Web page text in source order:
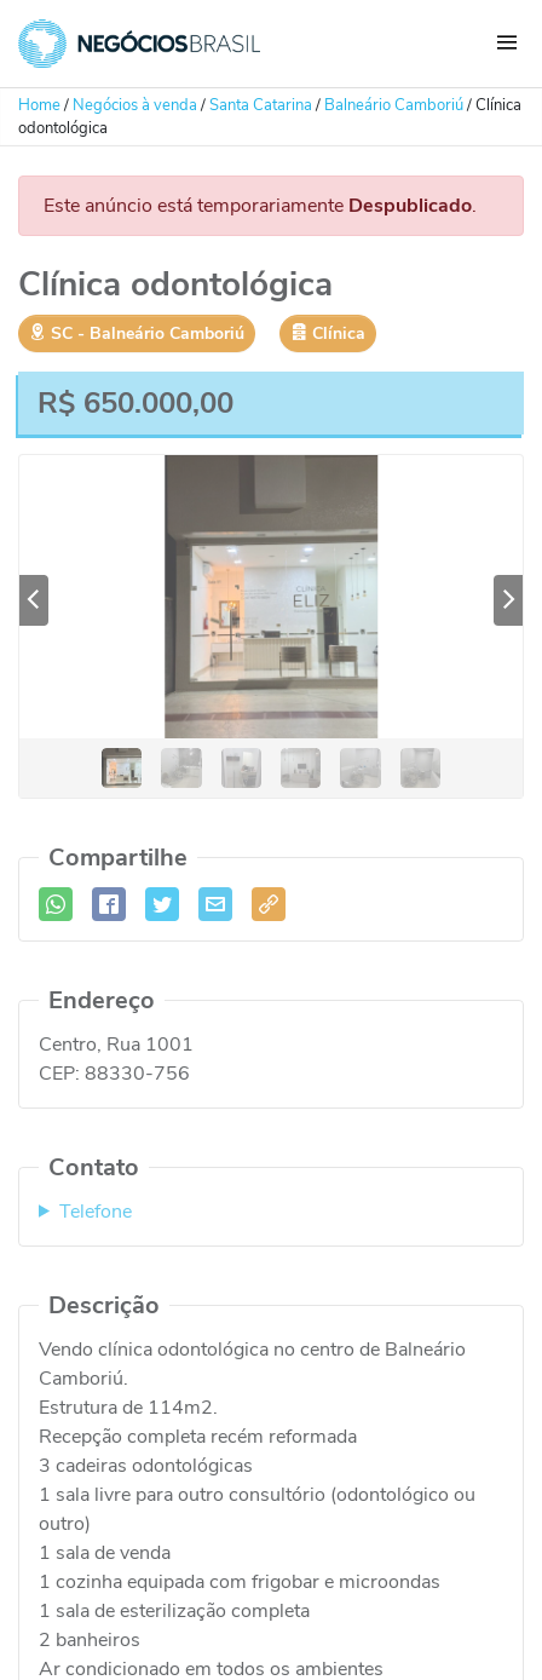
Home/ Negócios à venda/Santa Catarina/ Balneário Camboriú/Clínica
odontológica
Este anúncio está temporariamente Despublicado.
Clínica odontológica
SC ‐ Balneário Camboriú Clínica
R$ 650.000,00
Compartilhe
Endereço
Centro, Rua 1001
CEP: 88330-756
Contato
Telefone
Descrição
Vendo clínica odontológica no centro de Balneário
Camboriú.
Estrutura de 114m2.
Recepção completa recém reformada
3 cadeiras odontológicas
1 sala livre para outro consultório (odontológico ou
outro)
1 sala de venda
1 cozinha equipada com frigobar e microondas
1 sala de esterilização completa
2 banheiros
Ar condicionado em todos os ambientes